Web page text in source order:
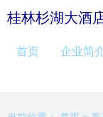
桂林杉湖大酒
首页 企业简